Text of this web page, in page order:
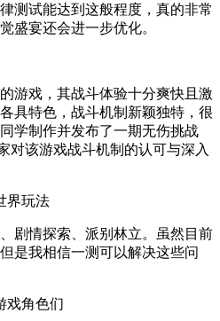
测试能达到这般程度，真的非常
盛宴还会进一步优化。
游戏，其战斗体验十分爽快且激
具特色，战斗机制新颖独特，很
学制作并发布了一期无伤挑战
对该游戏战斗机制的认可与深入
界玩法
剧情探索、派别林立。虽然目前
是我相信一测可以解决这些问
戏角色们